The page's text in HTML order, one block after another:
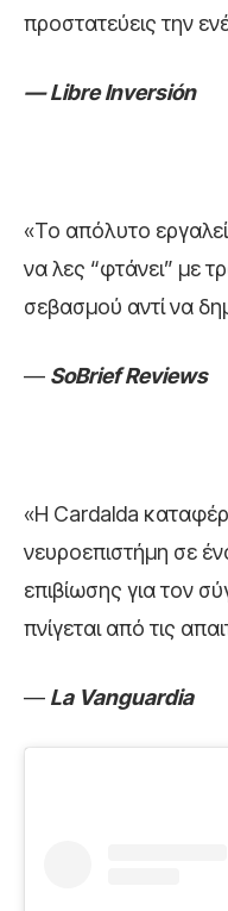
προστατεύεις την
— Libre Inversión
«Το απόλυτο
να λες “φτάνει” µε
σεβασµού αντί να
— SoBrief Reviews
«Η Cardalda
νευροεπιστήµη σε
επιβίωσης για τον
πνίγεται από τις
— La Vanguardia